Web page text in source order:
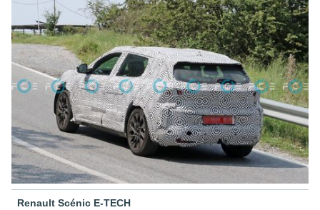
Renault Scénic E-TECH